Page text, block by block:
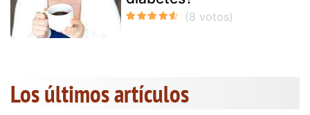
Los últimos artículos